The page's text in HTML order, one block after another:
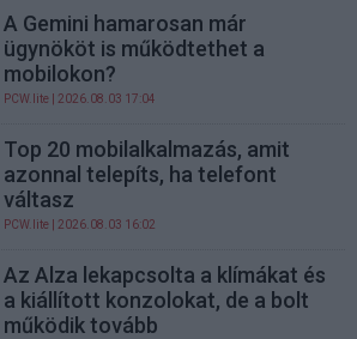
A Gemini hamarosan már
ügynököt is működtethet a
mobilokon?
PCW.lite | 2026.08.03 17:04
Top 20 mobilalkalmazás, amit
azonnal telepíts, ha telefont
váltasz
PCW.lite | 2026.08.03 16:02
Az Alza lekapcsolta a klímákat és
a kiállított konzolokat, de a bolt
működik tovább